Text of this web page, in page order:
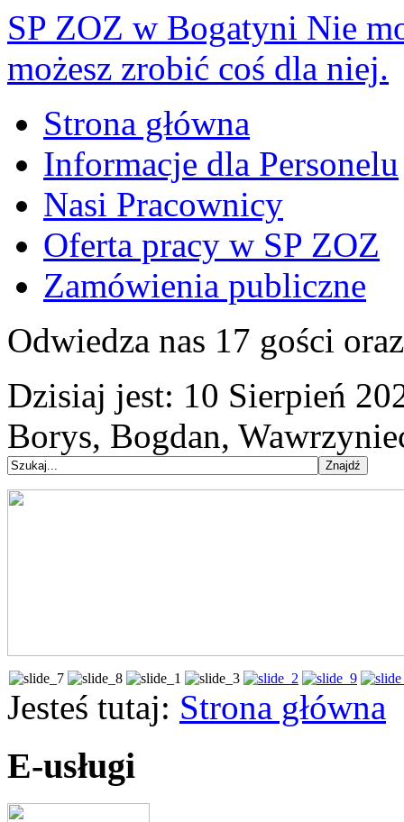
SP ZOZ w Bogatyni Nie
możesz zrobić coś dla niej.
Strona główna
Informacje dla Personelu
Nasi Pracownicy
Oferta pracy w SP ZOZ
Zamówienia publiczne
Odwiedza nas 17 gości
Dzisiaj jest: 10 Sierpień
Borys, Bogdan,
Jesteś tutaj: Strona główna
E-usługi